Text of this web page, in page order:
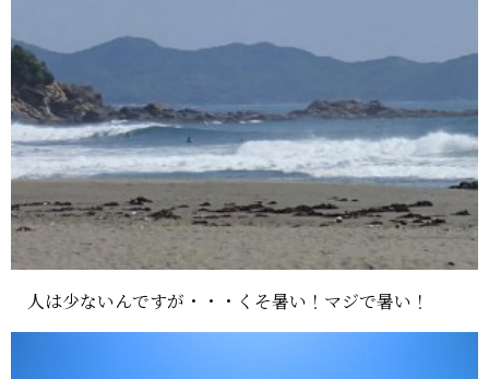
人は少ないんですが・・・くそ暑い！マジで暑い！